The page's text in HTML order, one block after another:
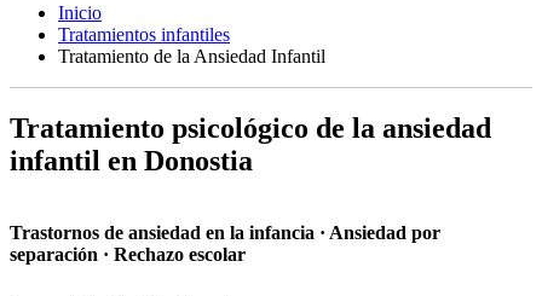
Inicio
Tratamientos infantiles
Tratamiento de la Ansiedad Infantil
Tratamiento psicológico de la ansiedad
infantil en Donostia
Trastornos de ansiedad en la infancia · Ansiedad por
separación · Rechazo escolar